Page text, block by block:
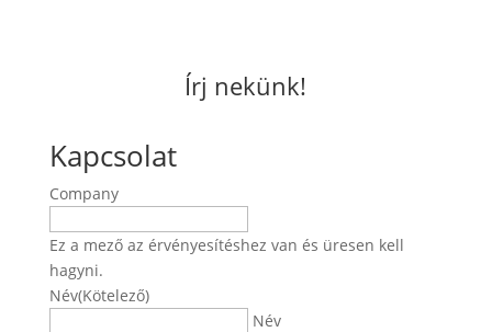
Írj nekünk!
Kapcsolat
Company
Ez a mező az érvényesítéshez van és üresen kell
hagyni.
Név(Kötelező)
Név